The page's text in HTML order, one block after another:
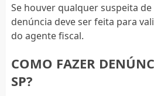
Se houver qualquer suspeita
denúncia deve ser feita para
do agente fiscal.
COMO FAZER
SP?